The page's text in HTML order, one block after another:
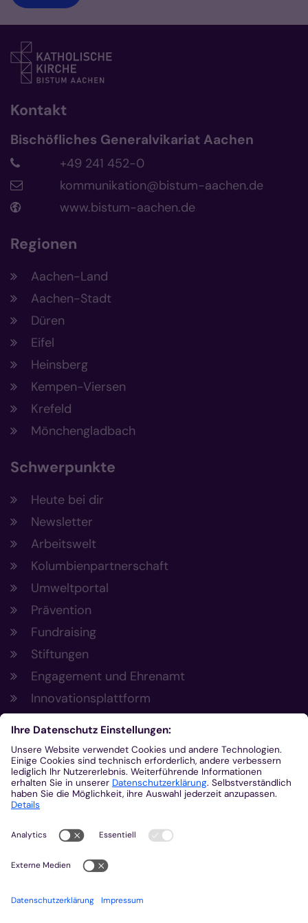
Kontakt
Bischöfliches Generalvikariat Aachen
+49 241 452-0
kommunikation@bistum-aachen.de
www.bistum-aachen.de
Regionen
Aachen-Land
Aachen-Stadt
Düren
Eifel
Heinsberg
Kempen-Viersen
Krefeld
Mönchengladbach
Schwerpunkte
Heute bei dir
Newsletter
Arbeitswelt
Kolumbienpartnerschaft
Umweltportal
Prävention
Fundraising
Stiftungen
Engagement und Ehrenamt
Innovationsplattform
Aus der Plattform
Nachrichten
Veranstaltungen
Gottesdienste
Stellenangebote
Kirchenzeitung
Amtsblatt (Kirchlicher Anzeiger)
Rechtsdatenbank